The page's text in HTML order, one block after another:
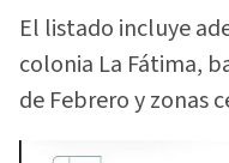
El listado incluye
colonia La Fátima,
de Febrero y zonas